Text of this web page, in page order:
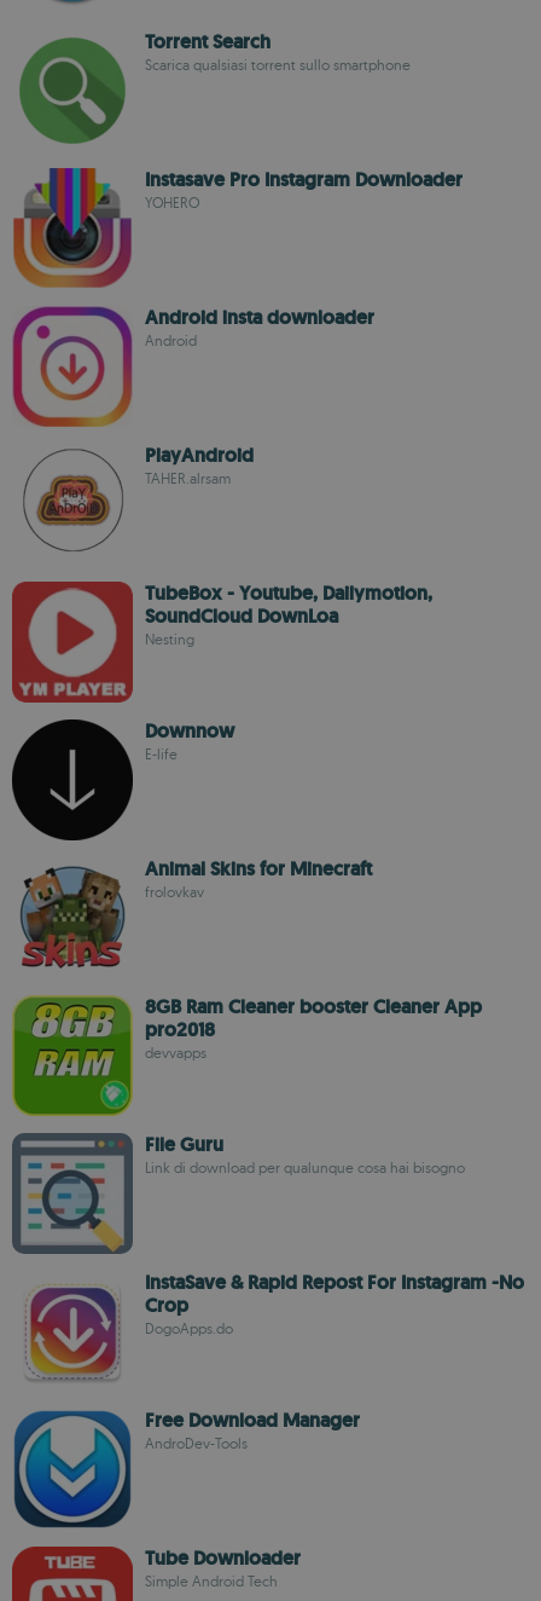
Torrent Search
Scarica qualsiasi torrent sullo smartphone
Instasave Pro Instagram Downloader
YOHERO
Android insta downloader
Android
PlayAndroid
TAHER.alrsam
TubeBox - Youtube, Dailymotion,
SoundCloud DownLoa
Nesting
Downnow
E-life
Animal Skins for Minecraft
frolovkav
8GB Ram Cleaner booster Cleaner App
pro2018
devvapps
File Guru
Link di download per qualunque cosa hai bisogno
InstaSave & Rapid Repost For Instagram -No
Crop
DogoApps.do
Free Download Manager
AndroDev-Tools
Tube Downloader
Simple Android Tech